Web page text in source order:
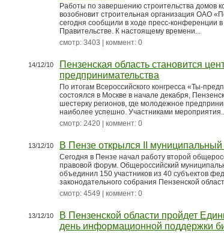
Работы по завершению строительства домов
возобновит строительная организация ОАО
сегодня сообщили в ходе пресс-конференции
Правительстве. К настоящему времени...
смотр: 3403 | коммент: 0
14/12/10
Пензенская область становится
предпринимательства
По итогам Всероссийского конгресса «Ты-
состоялся в Москве в начале декабря,
шестерку регионов, где молодежное
наиболее успешно. Участниками
смотр: 2420 | коммент: 0
13/12/10 В Пензе открылся II
Сегодня в Пензе начал работу второй
правовой форум. Общероссийский
объединил 150 участников из 40 субъектов
законодательного собрания Пензенской
смотр: 4549 | коммент: 0
13/12/10
В Пензенской области пройдет
день информационной поддержки